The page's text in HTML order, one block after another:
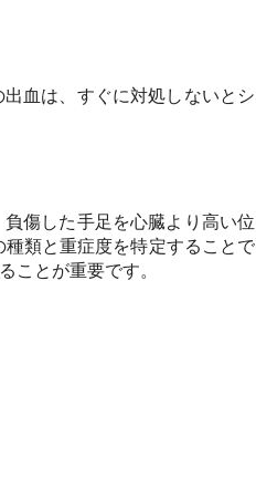
血は、すぐに対処しないとシ
傷した手足を心臓より高い位
類と重症度を特定することで
とが重要です。